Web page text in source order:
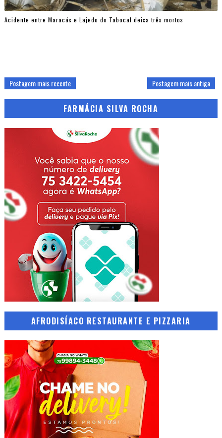
Acidente entre Maracás e Lajedo do Tabocal deixa três mortos
Postagem mais recente Postagem mais antiga
FARMÁCIA SILVA ROCHA
AFRODISÍACO RESTAURANTE E PIZZARIA